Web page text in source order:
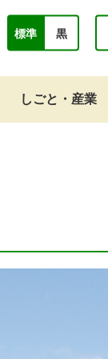
しごと・産業
標準 黒